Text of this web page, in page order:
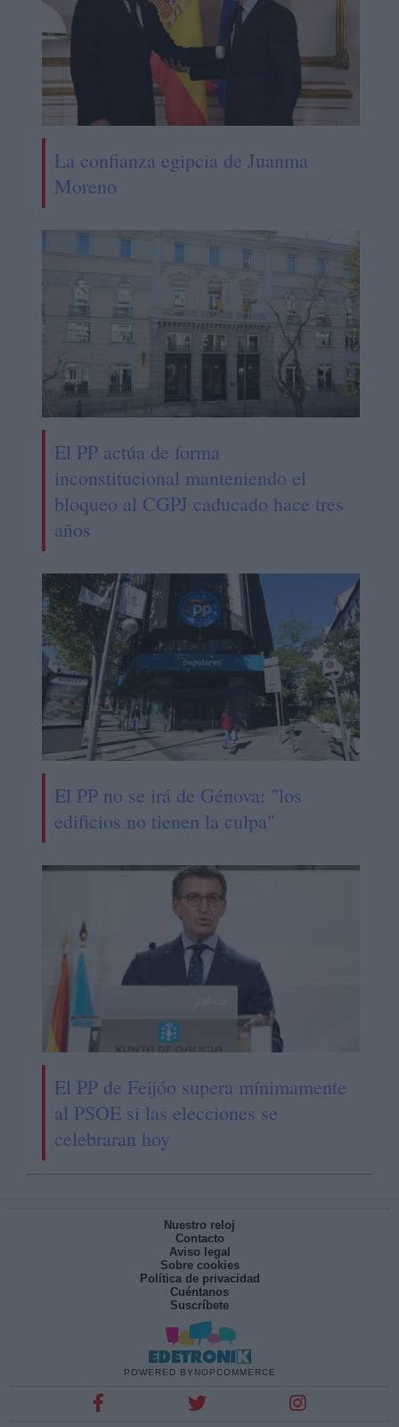
La confianza egipcia de Juanma
Moreno
El PP actúa de forma
inconstitucional manteniendo el
bloqueo al CGPJ caducado hace tres
años
El PP no se irá de Génova: "los
edificios no tienen la culpa"
El PP de Feijóo supera mínimamente
al PSOE si las elecciones se
celebraran hoy
Nuestro reloj
Contacto
Aviso legal
Sobre cookies
Política de privacidad
Cuéntanos
Suscríbete
POWERED BY NOPCOMMERCE